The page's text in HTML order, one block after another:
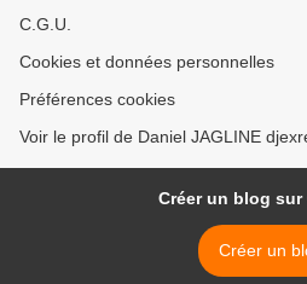
C.G.U.
Cookies et données personnelles
Préférences cookies
Voir le profil de Daniel JAGLINE
Créer un blog sur
Créer un